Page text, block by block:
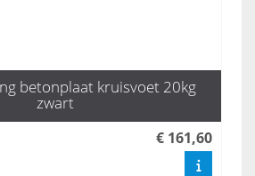
betonplaat kruisvoet 20kg
zwart
€ 161,60